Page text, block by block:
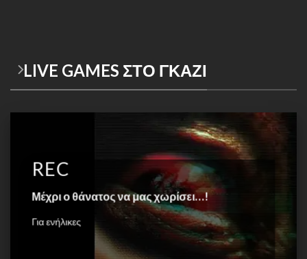
LIVE GAMES ΣΤΟ ΓΚΑΖΙ
REC
Μέχρι ο θάνατος να μας χωρίσει…!
Για ενήλικες